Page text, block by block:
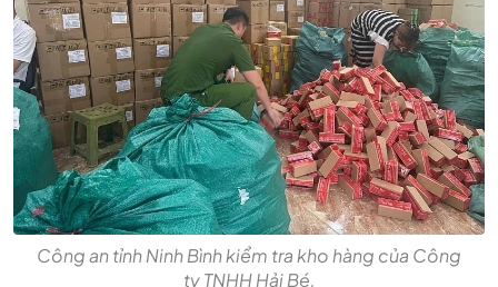
Công an tỉnh Ninh Bình kiểm tra kho hàng của Công
ty TNHH Hải Bé.